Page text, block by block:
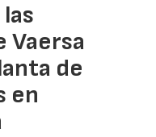
Vaersa
de
en